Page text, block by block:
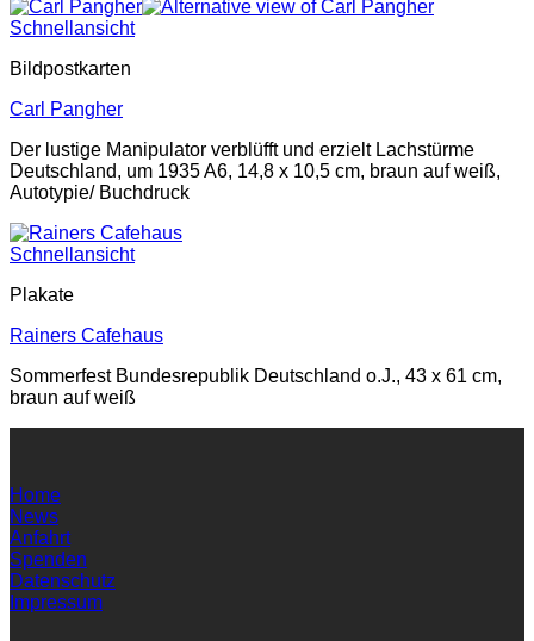
Schnellansicht
Bildpostkarten
Carl Pangher
Der lustige Manipulator verblüfft und erzielt Lachstürme
Deutschland, um 1935 A6, 14,8 x 10,5 cm, braun auf weiß,
Autotypie/ Buchdruck
Schnellansicht
Plakate
Rainers Cafehaus
Sommerfest Bundesrepublik Deutschland o.J., 43 x 61 cm,
braun auf weiß
Home
News
Anfahrt
Spenden
Datenschutz
Impressum